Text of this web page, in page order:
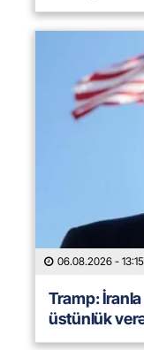
06.08.2026 - 13:15
Tramp:
üstünlük